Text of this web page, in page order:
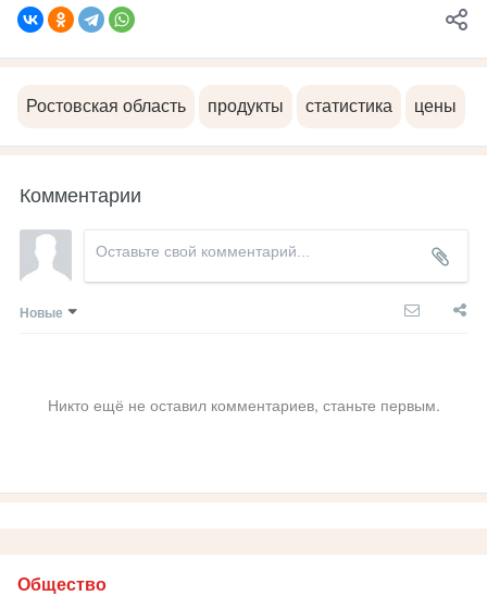
Ростовская область продукты статистика цены
Комментарии
Новые
Никто ещё не оставил комментариев, станьте первым.
Общество